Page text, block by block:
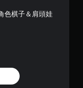
色棋子＆肩頭娃